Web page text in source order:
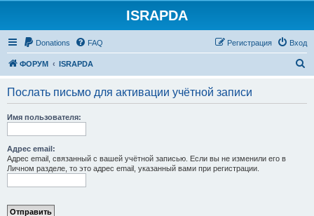
ISRAPDA
Donations FAQ Вход
Регистрация
ФОРУМ ISRAPDA
Послать письмо для активации учётной записи
Имя пользователя:
Адрес email:
Адрес email, связанный с вашей учётной записью. Если вы не изменили его в
Личном разделе, то это адрес email, указанный вами при регистрации.